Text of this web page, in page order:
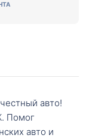
авто!
Помог
авто и